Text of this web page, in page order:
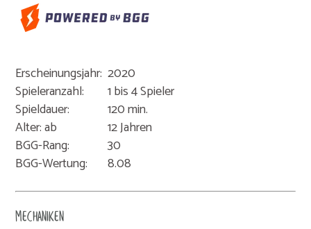
Erscheinungsjahr:2020
Spieleranzahl:
1 bis 4 Spieler
Spieldauer:
120 min.
Alter: ab
12 Jahren
BGG-Rang:
30
BGG-Wertung:
8.08
MECHANIKEN